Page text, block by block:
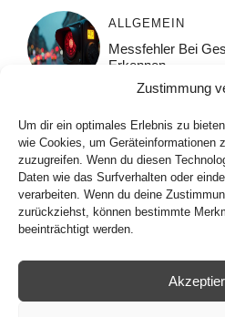
Zustimmung
Um dir ein optimales Erlebnis zu
wie Cookies, um Geräteinformationen
zuzugreifen. Wenn du diesen
Daten wie das Surfverhalten oder
verarbeiten. Wenn du deine
zurückziehst, können bestimmte
beeinträchtigt werden.
ALLGEMEIN
Messfehler Bei
Erkennen
Muskelpflege
Hilft
ALLGEMEIN
Augengesundheit